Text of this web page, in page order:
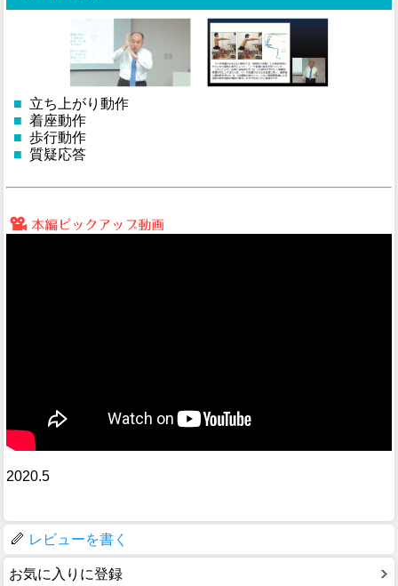
■ 立ち上がり動作
■ 着座動作
■ 歩行動作
■ 質疑応答
2020.5
レビューを書く
お気に入りに登録